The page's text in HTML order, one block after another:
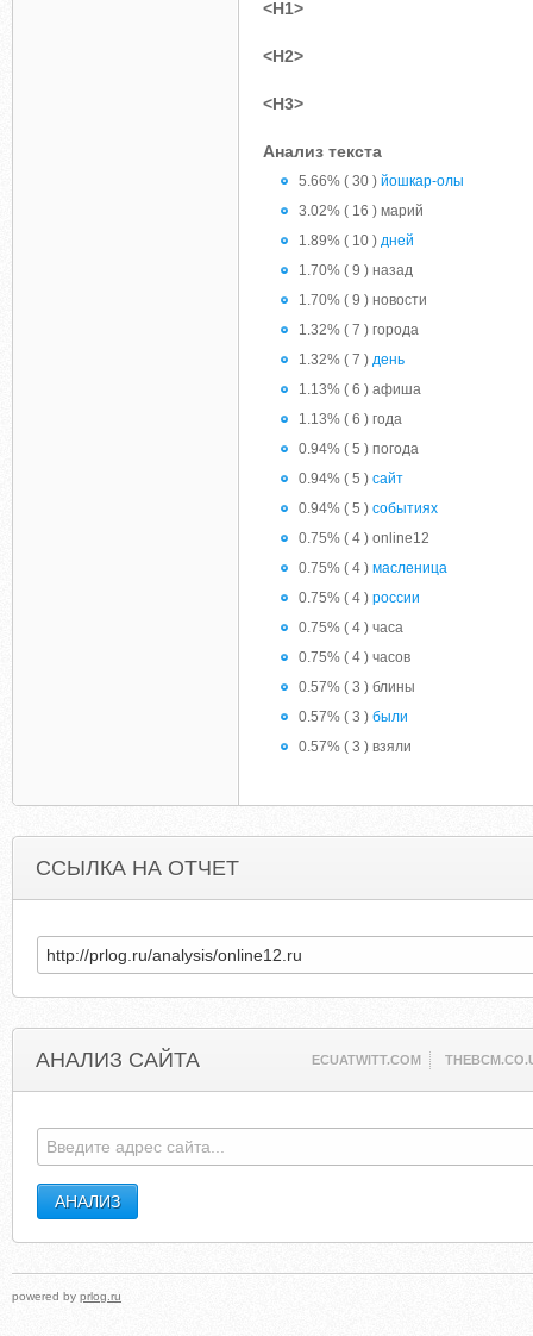
<H1>
<H2>
<H3>
Анализ текста
5.66% ( 30 ) йошкар-олы
3.02% ( 16 ) марий
1.89% ( 10 ) дней
1.70% ( 9 ) назад
1.70% ( 9 ) новости
1.32% ( 7 ) города
1.32% ( 7 ) день
1.13% ( 6 ) афиша
1.13% ( 6 ) года
0.94% ( 5 ) погода
0.94% ( 5 ) сайт
0.94% ( 5 ) событиях
0.75% ( 4 ) online12
0.75% ( 4 ) масленица
0.75% ( 4 ) россии
0.75% ( 4 ) часа
0.75% ( 4 ) часов
0.57% ( 3 ) блины
0.57% ( 3 ) были
0.57% ( 3 ) взяли
ССЫЛКА НА ОТЧЕТ
АНАЛИЗ САЙТА ECUATWITT.COM
powered by prlog.ru